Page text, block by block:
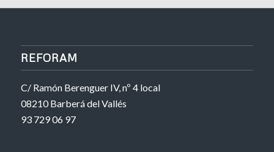
REFORAM
C/ Ramón Berenguer IV, nº 4 local
08210 Barberá del Vallés
93 729 06 97